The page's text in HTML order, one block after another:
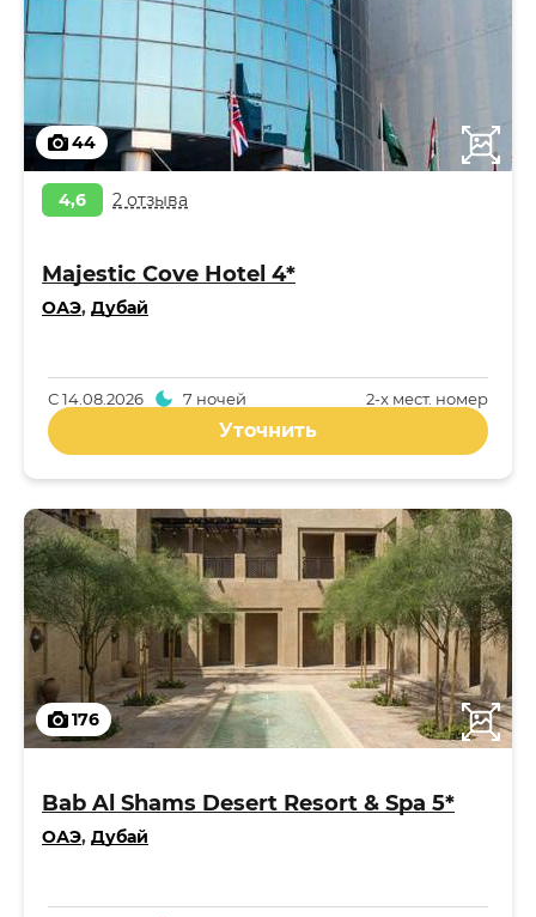
44
4,6 2 отзыва
Majestic Cove Hotel 4*
ОАЭ, Дубай
2-x мест. номер
С14.08.2026 7 ночей
Уточнить
176
Bab Al Shams Desert Resort & Spa 5*
ОАЭ, Дубай